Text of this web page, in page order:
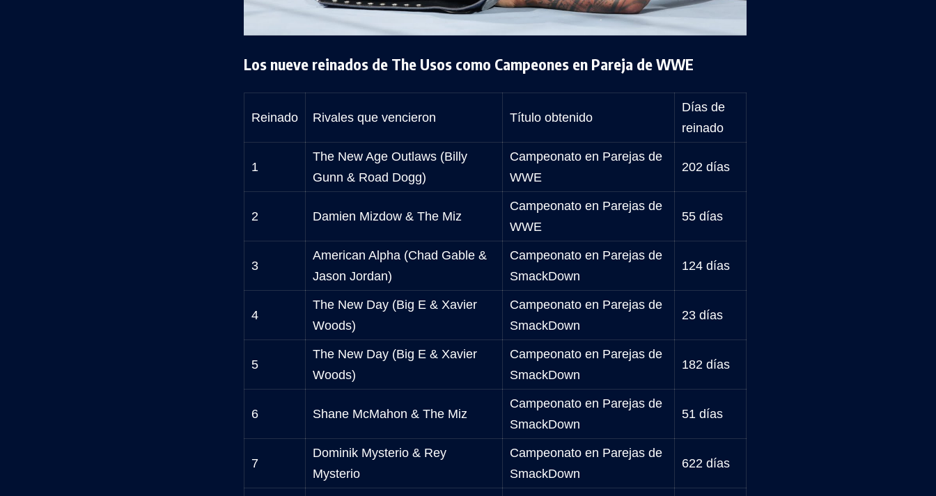
Los nueve reinados de The Usos como Campeones en Pareja de WWE
Reinado Rivales que vencieron Título obtenido
Días de
reinado
1
The New Age Outlaws (Billy
Gunn & Road Dogg)
Campeonato en Parejas de
WWE
202 días
2 Damien Mizdow & The Miz
Campeonato en Parejas de
WWE
55 días
3
American Alpha (Chad Gable &
Jason Jordan)
Campeonato en Parejas de
SmackDown
124 días
4
The New Day (Big E & Xavier
Woods)
Campeonato en Parejas de
SmackDown
23 días
5
The New Day (Big E & Xavier
Woods)
Campeonato en Parejas de
SmackDown
182 días
6 Shane McMahon & The Miz
Campeonato en Parejas de
SmackDown
51 días
7
Dominik Mysterio & Rey
Mysterio
Campeonato en Parejas de
SmackDown
622 días